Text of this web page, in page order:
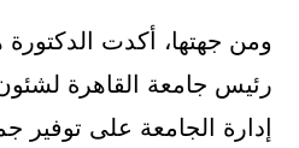
ومن جهتها، أكدت
رئيس جامعة القاهرة
إدارة الجامعة على توفير